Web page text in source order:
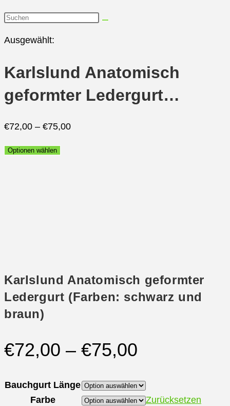
Diese
durchsuchen
Ausgewählt:
Karlslund Anatomisch
geformter Ledergurt…
€72,00 – €75,00
Optionen wählen
Karlslund Anatomisch geformter
Ledergurt (Farben: schwarz und
braun)
€72,00 – €75,00
Bauchgurt Länge
Farbe
Zurücksetzen